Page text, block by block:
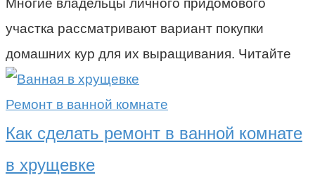
Многие владельцы личного придомового
участка рассматривают вариант покупки
домашних кур для их выращивания. Читайте
Ремонт в ванной комнате
Как сделать ремонт в ванной комнате
в хрущевке